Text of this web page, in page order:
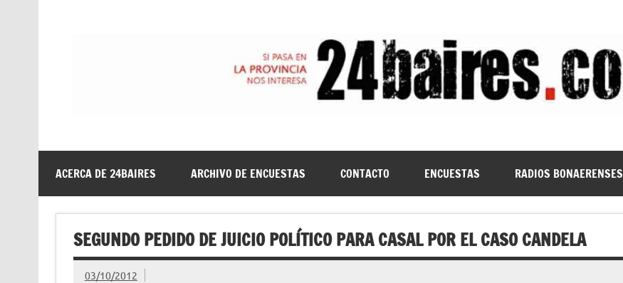
ACERCA DE 24BAIRES ARCHIVO DE ENCUESTAS CONTACTO ENCUESTAS RADIOS BONAERENSES
SEGUNDO PEDIDO DE JUICIO POLÍTICO PARA CASAL POR EL CASO CANDELA
03/10/2012